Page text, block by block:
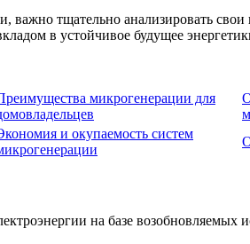
важно тщательно анализировать
в устойчивое будущее
микрогенерации для
и окупаемость систем
на базе